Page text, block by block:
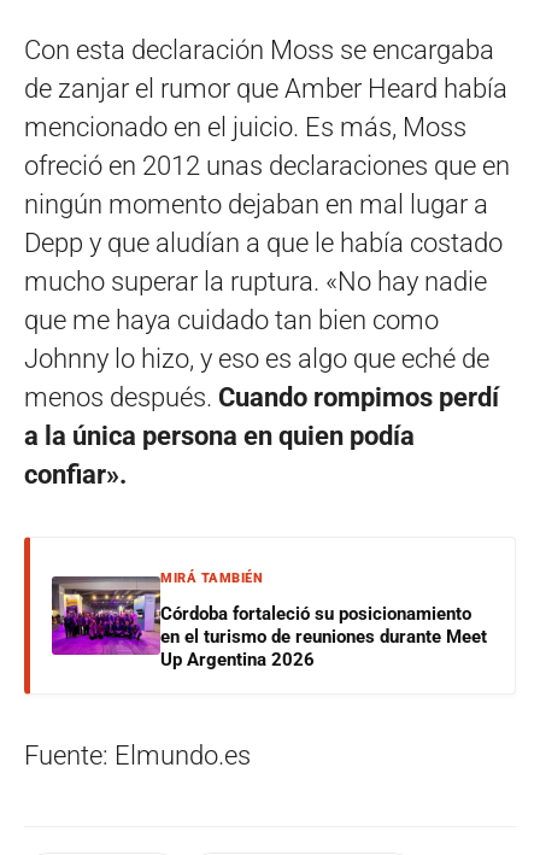
Con esta declaración Moss se encargaba
de zanjar el rumor que Amber Heard había
mencionado en el juicio. Es más, Moss
ofreció en 2012 unas declaraciones que en
ningún momento dejaban en mal lugar a
Depp y que aludían a que le había costado
mucho superar la ruptura. «No hay nadie
que me haya cuidado tan bien como
Johnny lo hizo, y eso es algo que eché de
menos después. Cuando rompimos perdí
a la única persona en quien podía
confiar».
MIRÁ TAMBIÉN
Córdoba fortaleció su posicionamiento
en el turismo de reuniones durante Meet
Up Argentina 2026
Fuente: Elmundo.es